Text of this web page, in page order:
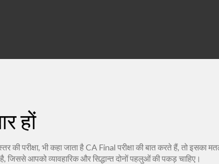
हों
की परीक्षा, भी कहा जाता हैCA Final परीक्षाकी बात करते हैं, तो इसका
आपको व्यावहारिक और सिद्धान्त दोनों पहलुओं की पकड़ चाहिए।